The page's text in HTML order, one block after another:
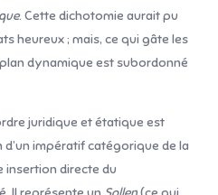
. Cette dichotomie aurait pu
heureux ; mais, ce qui gâte les
dynamique est subordonné
juridique et étatique est
impératif catégorique de la
insertion directe du